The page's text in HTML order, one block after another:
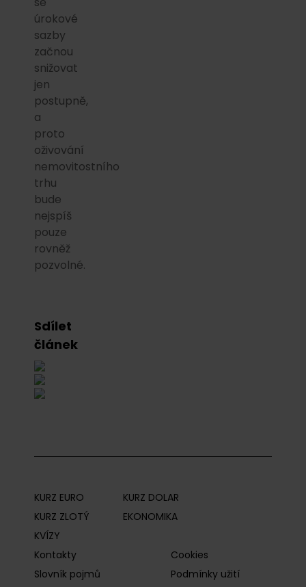
úrokové
sazby
začnou
snižovat
jen
postupně,
a
proto
oživování
nemovitostního
trhu
bude
nejspíš
pouze
rovněž
pozvolné.
Sdílet
článek
KURZ EURO
KURZ DOLAR
KURZ ZLOTÝ
EKONOMIKA
KVÍZY
Kontakty
Cookies
Slovník pojmů
Podmínky užití